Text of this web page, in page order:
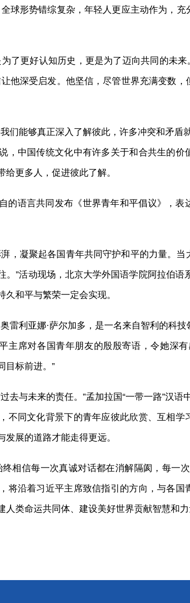
球形势错综复杂，年轻人更应主动作为，
了更好认知历史，更是为了迈向共同的未来
他深受启发。他坚信，尽管世界充满变数
们能够真正深入了解彼此，许多冲突和矛盾
，中国传统文化中有许多关于和合共生的价
更多人，促进彼此了解。
的语言共同发布《世界青年和平倡议》，
，凝聚起各国青年共同守护和平的力量。当
。”活动现场，北京大学外国语学院阿拉伯语
和平与繁荣一定会实现。
雷利亚娜·萨尔加多，是一名来自智利的科
主席对各国青年朋友的殷殷寄语，令她深
目标前进。”
去与未来的责任。”孟加拉国“一带一路”汉语
不同文化背景下的青年应彼此欣赏、互相学
展的道路才能走得更远。
相信每一次真诚对话都在消解隔阂，每一
将沿着习近平主席致信指引的方向，与各国
类命运共同体、建设美好世界贡献智慧和力